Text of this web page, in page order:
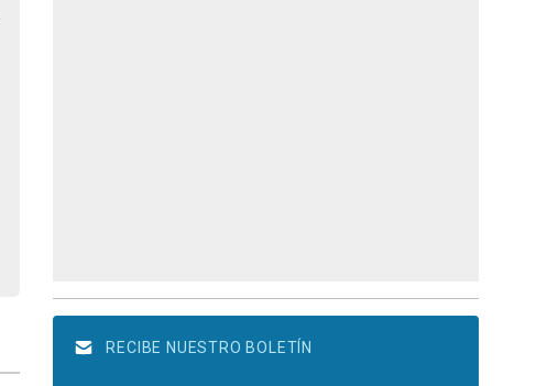
RECIBE NUESTRO BOLETÍN